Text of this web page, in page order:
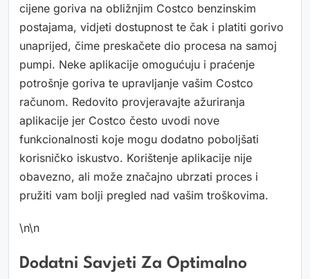
cijene goriva na obližnjim Costco benzinskim
postajama, vidjeti dostupnost te čak i platiti gorivo
unaprijed, čime preskačete dio procesa na samoj
pumpi. Neke aplikacije omogućuju i praćenje
potrošnje goriva te upravljanje vašim Costco
računom. Redovito provjeravajte ažuriranja
aplikacije jer Costco često uvodi nove
funkcionalnosti koje mogu dodatno poboljšati
korisničko iskustvo. Korištenje aplikacije nije
obavezno, ali može značajno ubrzati proces i
pružiti vam bolji pregled nad vašim troškovima.
\n\n
Dodatni Savjeti Za Optimalno